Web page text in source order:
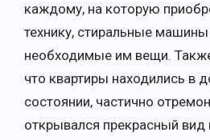
каждому, на которую
технику, стиральные машины
необходимые им вещи.
что квартиры находились в
состоянии, частично
открывался прекрасный вид